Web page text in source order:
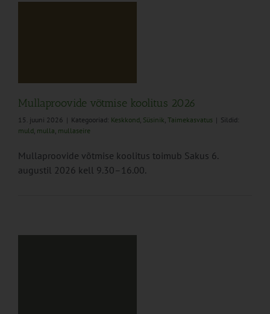
Mullaproovide võtmise koolitus 2026
15. juuni 2026 | Kategooriad: Keskkond, Süsinik, Taimekasvatus | Sildid:
muld, mulla, mullaseire
Mullaproovide võtmise koolitus toimub Sakus 6.
augustil 2026 kell 9.30–16.00.